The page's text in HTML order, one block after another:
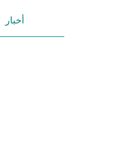
أخبار